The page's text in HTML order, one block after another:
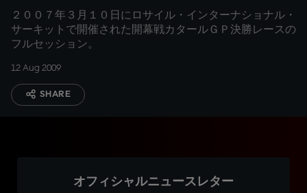
２００７年３月１０日にロサイル・インターナショナル・
サーキットで開催された開幕戦カタールＧＰ決勝レースの
フルセッション。
12 Aug 2009
SHARE
オフィシャルニュースレター